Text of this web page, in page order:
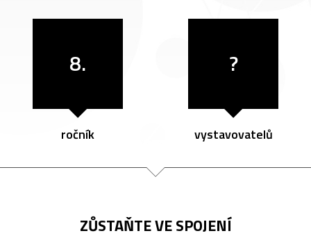
8.
ročník
?
vystavovatelů
ZŮSTAŇTE VE SPOJENÍ